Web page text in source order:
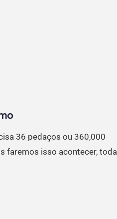
36 pedaços ou 360,000
faremos isso acontecer, toda